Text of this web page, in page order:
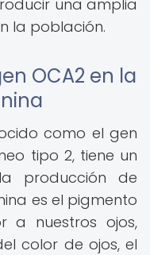
una amplia
la población.
OCA2 en la
como el gen
tipo 2, tiene un
producción de
es el pigmento
a nuestros ojos,
color de ojos, el